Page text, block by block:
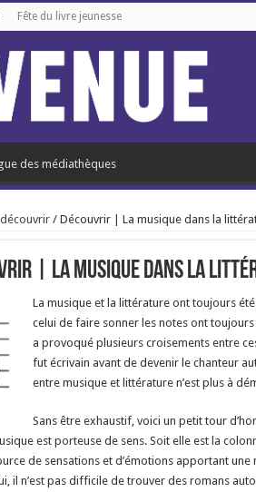
Fête du livre jeunesse
des médiathèques
/ Découvrir | La musique dans la
| La musique dans la
La musique et la littérature ont toujours
celui de faire sonner les notes ont
a provoqué plusieurs croisements entre
fut écrivain avant de devenir le chanteur
entre musique et littérature n’est plus à
Sans être exhaustif, voici un petit tour
est porteuse de sens. Soit elle est la
de sensations et d’émotions apportant une
il n’est pas difficile de trouver des romans